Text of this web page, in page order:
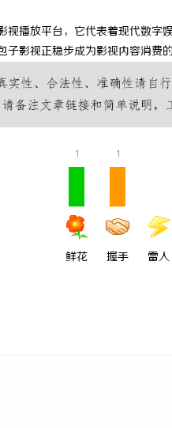
视播放平台，它代表着现代数
子影视正稳步成为影视内容消
1
鲜花
1
握手 雷人
贝净 AC 国际医疗实验
全解析